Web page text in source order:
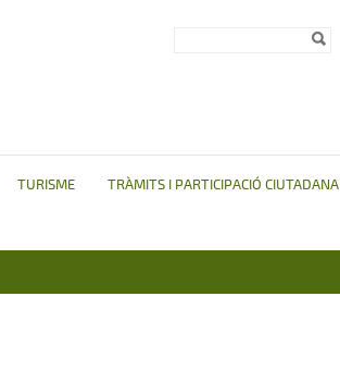
TURISME TRÀMITS I PARTICIPACIÓ CIUTADANA